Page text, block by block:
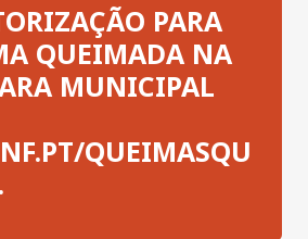
PARA
QUEIMADA NA
MUNICIPAL
QUEIMASQU
.